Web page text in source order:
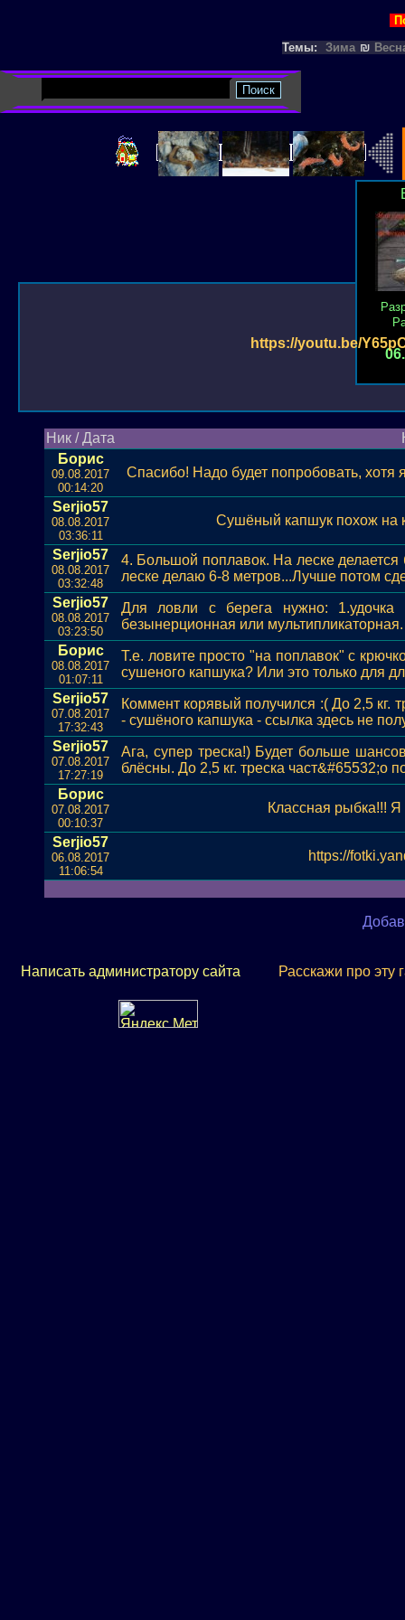
Темы:
Зима ₪
https://youtu.be/
Ник / Дата
Борис
09.08.2017
00:14:20
Спасибо! Надо будет попробовать, хотя
Serjio57
08.08.2017
03:36:11
Сушёный капшук похож на
Serjio57
08.08.2017
03:32:48
4. Большой поплавок. На леске делается
леске делаю 6-8 метров...Лучше потом
Serjio57
08.08.2017
03:23:50
Для ловли с берега нужно: 1.удочка
безынерционная или
Борис
08.08.2017
01:07:11
Т.е. ловите просто "на поплавок" с
сушеного капшука? Или это только для
Serjio57
07.08.2017
17:32:43
Коммент корявый получился :( До 2,5 кг.
- сушёного капшука - ссылка здесь не
Serjio57
07.08.2017
17:27:19
Ага, супер треска!) Будет больше
блёсны. До 2,5 кг. треска част&#65532;о
Борис
07.08.2017
00:10:37
Классная рыбка!!! Я
Serjio57
06.08.2017
11:06:54
https://
Написать администратору сайта Расскажи про эту